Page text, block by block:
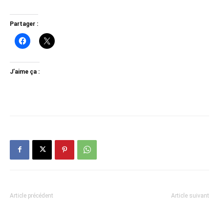
Partager :
J’aime ça :
Article précédent Article suivant